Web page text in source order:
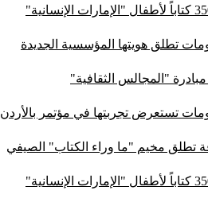
تطلق هويتها المؤسسية الجديدة
"المجالس الثقافية"
تستعرض تجربتها في مؤتمر بالأردن
تطلق مخيم "ما وراء الكتاب" الصيفي